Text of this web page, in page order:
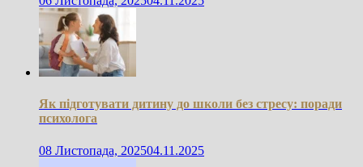
Як підготувати дитину до школи без стресу: поради
психолога
08 Листопада, 202504.11.2025